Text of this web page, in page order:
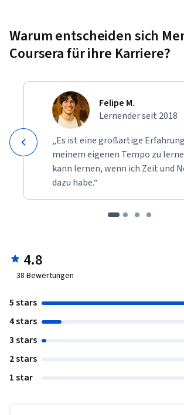
Warum entscheiden sich
Coursera für ihre Karriere?
Felipe M.
Lernender seit 2018
„Es ist eine großartige
meinem eigenen Tempo zu
kann lernen, wenn ich Zeit und
dazu habe.“
4.8
38 Bewertungen
5 stars
4 stars
3 stars
2 stars
1 star